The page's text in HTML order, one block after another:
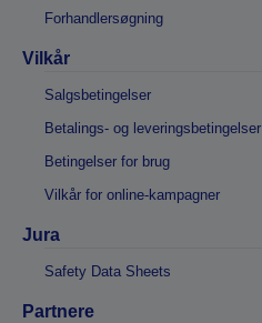
Forhandlersøgning
Vilkår
Salgsbetingelser
Betalings- og leveringsbetingelser
Betingelser for brug
Vilkår for online-kampagner
Jura
Safety Data Sheets
Partnere